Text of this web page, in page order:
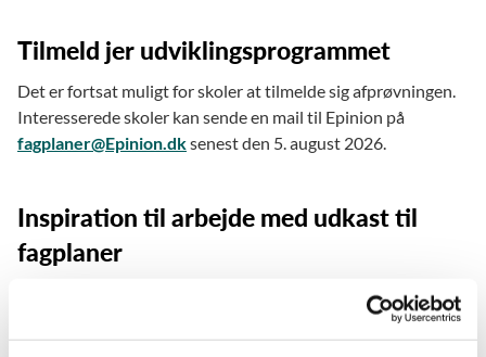
Tilmeld jer udviklingsprogrammet
Det er fortsat muligt for skoler at tilmelde sig afprøvningen.
Interesserede skoler kan sende en mail til Epinion på
fagplaner@Epinion.dksenest den 5. august 2026.
Inspiration til arbejde med udkast til
fagplaner
Skoler i udviklingsprogrammet arbejder med udkast til
fagplaner i egne lærerteams og giver feedback via blandt
andet spørgeskemaer og virtuelle workshops. Enkelte skoler